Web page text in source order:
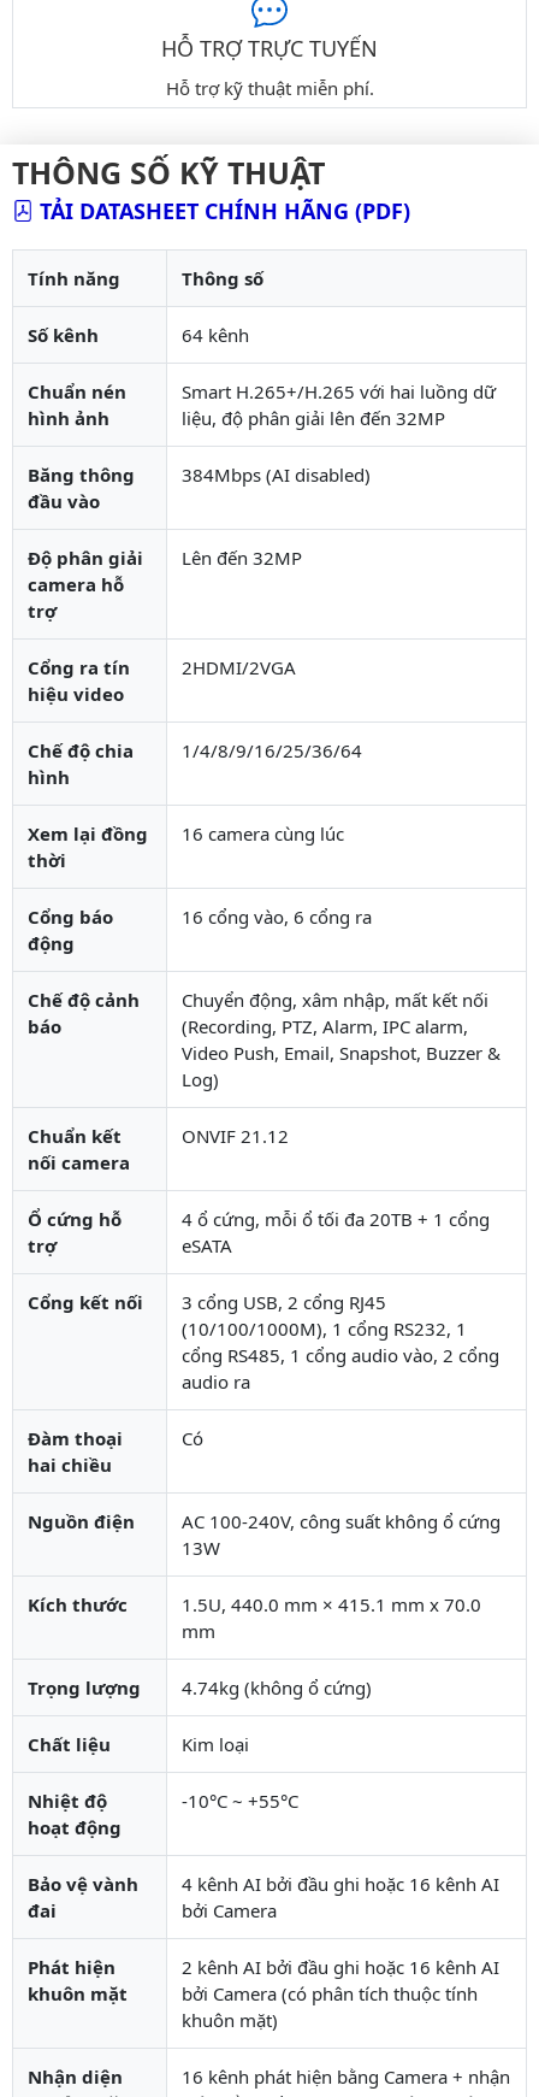
HỖ TRỢ TRỰC TUYẾN
Hỗ trợ kỹ thuật miễn phí.
THÔNG SỐ KỸ THUẬT
TẢI DATASHEET CHÍNH HÃNG (PDF)
Tính năng Thông số
Số kênh 64 kênh
Chuẩn nén
hình ảnh
Smart H.265+/H.265 với hai luồng dữ
liệu, độ phân giải lên đến 32MP
Băng thông
đầu vào
384Mbps (AI disabled)
Độ phân giải
camera hỗ
trợ
Lên đến 32MP
Cổng ra tín
hiệu video
2HDMI/2VGA
Chế độ chia
hình
1/4/8/9/16/25/36/64
Xem lại đồng
thời
16 camera cùng lúc
Cổng báo
động
16 cổng vào, 6 cổng ra
Chế độ cảnh
báo
Chuyển động, xâm nhập, mất kết nối
(Recording, PTZ, Alarm, IPC alarm,
Video Push, Email, Snapshot, Buzzer &
Log)
Chuẩn kết
nối camera
ONVIF 21.12
Ổ cứng hỗ
trợ
4 ổ cứng, mỗi ổ tối đa 20TB + 1 cổng
eSATA
Cổng kết nối
3 cổng USB, 2 cổng RJ45
(10/100/1000M), 1 cổng RS232, 1
cổng RS485, 1 cổng audio vào, 2 cổng
audio ra
Đàm thoại
hai chiều
Có
Nguồn điện
AC 100-240V, công suất không ổ cứng
13W
Kích thước
1.5U, 440.0 mm × 415.1 mm x 70.0
mm
Trọng lượng 4.74kg (không ổ cứng)
Chất liệu Kim loại
Nhiệt độ
hoạt động
-10°C ~ +55°C
Bảo vệ vành
đai
4 kênh AI bởi đầu ghi hoặc 16 kênh AI
bởi Camera
Phát hiện
khuôn mặt
2 kênh AI bởi đầu ghi hoặc 16 kênh AI
bởi Camera (có phân tích thuộc tính
khuôn mặt)
Nhận diện
16 kênh phát hiện bằng Camera + nhận